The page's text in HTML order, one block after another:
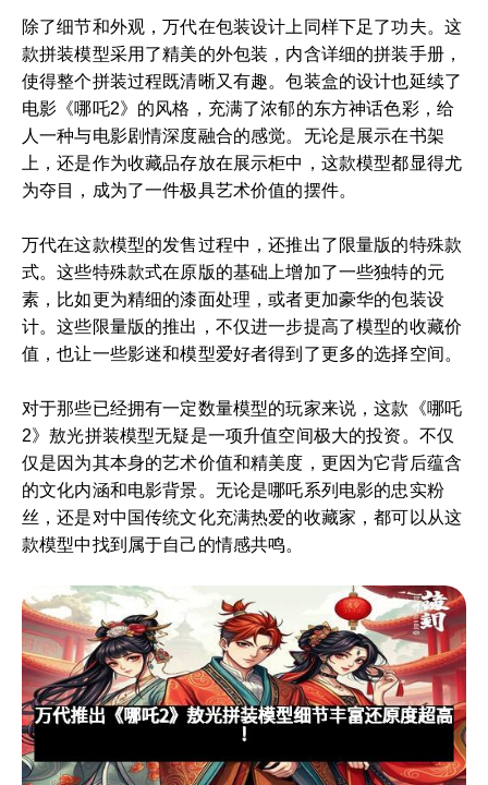
除了细节和外观，万代在包装设计上同样下足了功夫。这
款拼装模型采用了精美的外包装，内含详细的拼装手册，
使得整个拼装过程既清晰又有趣。包装盒的设计也延续了
电影《哪吒2》的风格，充满了浓郁的东方神话色彩，给
人一种与电影剧情深度融合的感觉。无论是展示在书架
上，还是作为收藏品存放在展示柜中，这款模型都显得尤
为夺目，成为了一件极具艺术价值的摆件。
万代在这款模型的发售过程中，还推出了限量版的特殊款
式。这些特殊款式在原版的基础上增加了一些独特的元
素，比如更为精细的漆面处理，或者更加豪华的包装设
计。这些限量版的推出，不仅进一步提高了模型的收藏价
值，也让一些影迷和模型爱好者得到了更多的选择空间。
对于那些已经拥有一定数量模型的玩家来说，这款《哪吒
2》敖光拼装模型无疑是一项升值空间极大的投资。不仅
仅是因为其本身的艺术价值和精美度，更因为它背后蕴含
的文化内涵和电影背景。无论是哪吒系列电影的忠实粉
丝，还是对中国传统文化充满热爱的收藏家，都可以从这
款模型中找到属于自己的情感共鸣。